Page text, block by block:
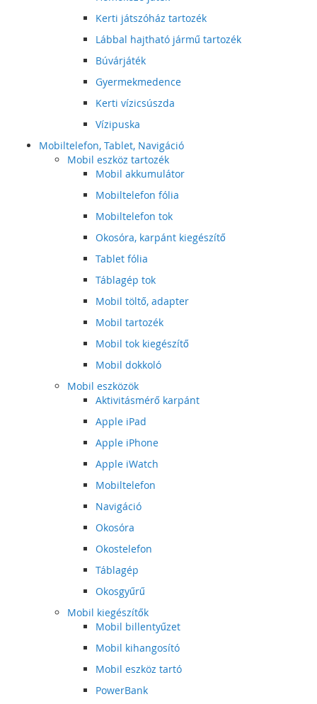
Kerti játszóház tartozék
Lábbal hajtható jármű tartozék
Búvárjáték
Gyermekmedence
Kerti vízicsúszda
Vízipuska
Mobiltelefon, Tablet, Navigáció
Mobil eszköz tartozék
Mobil akkumulátor
Mobiltelefon fólia
Mobiltelefon tok
Okosóra, karpánt kiegészítő
Tablet fólia
Táblagép tok
Mobil töltő, adapter
Mobil tartozék
Mobil tok kiegészítő
Mobil dokkoló
Mobil eszközök
Aktivitásmérő karpánt
Apple iPad
Apple iPhone
Apple iWatch
Mobiltelefon
Navigáció
Okosóra
Okostelefon
Táblagép
Okosgyűrű
Mobil kiegészítők
Mobil billentyűzet
Mobil kihangosító
Mobil eszköz tartó
PowerBank